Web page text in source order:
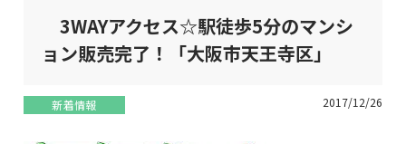
3WAYアクセス☆駅徒歩5分のマンシ
ョン販売完了！「大阪市天王寺区」
新着情報 2017/12/26